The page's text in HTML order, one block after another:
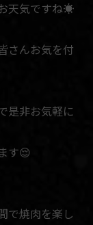
天気ですね☀️
さんお気を付
是非お気軽に
す😌
で焼肉を楽し